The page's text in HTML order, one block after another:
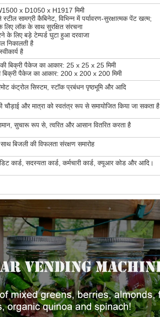
x D1050 x H1917 मिमी
स्टील सामग्री कैबिनेट, विभिन्न में पर्यावरण-सुरक्षात्मक पेंट खत्म;
लॉक के साथ सुरक्षित संरचना
के लिए बड़े टेम्पर्ड घुटा हुआ दरवाजा
निकालती है
है
की बिक्री पैकेज का आकार: 25 x 25 x 25 मिमी
बिक्री पैकेज का आकार: 200 x 200 x 200 मिमी
कंट्रोल सिस्टम, स्टॉक प्रबंधन पृष्ठभूमि और आदि
और मात्रा को स्वतंत्र रूप से समायोजित किया जा सकता है
सुचारू रूप से, त्वरित और आसान वितरित करता है
बिजली की विफलता संरक्षण समारोह
कार्ड, सदस्यता कार्ड, कर्मचारी कार्ड, क्यूआर कोड और आदि।